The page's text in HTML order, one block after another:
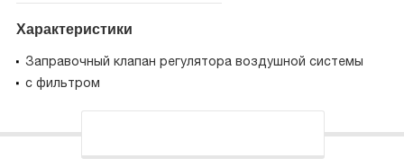
Характеристики
Заправочный клапан регулятора воздушной системы
с фильтром